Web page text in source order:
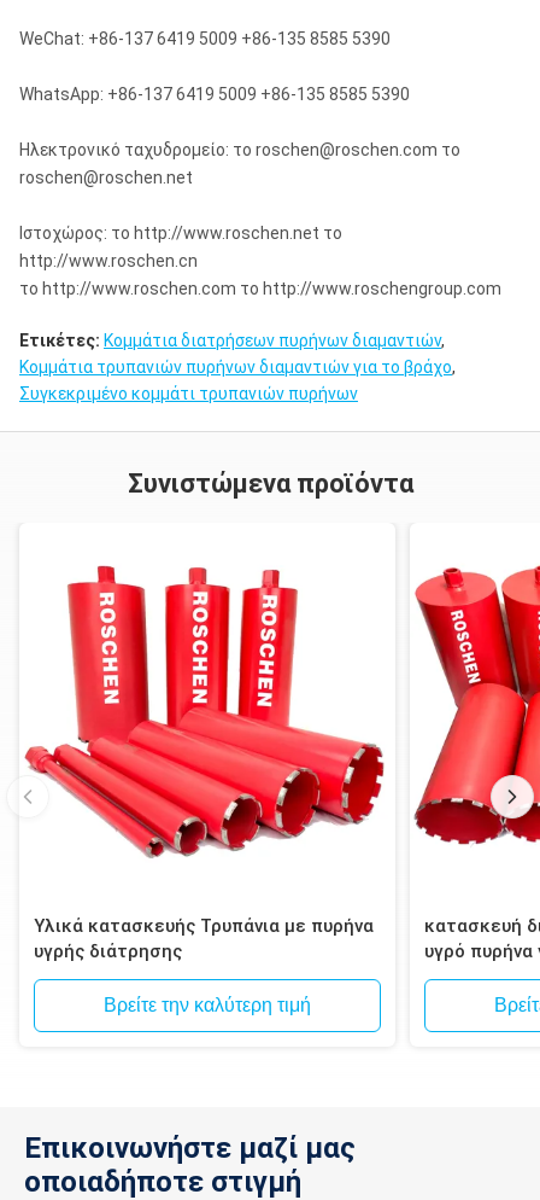
WeChat: +86-137 6419 5009 +86-135 8585 5390
WhatsApp: +86-137 6419 5009 +86-135 8585 5390
Ηλεκτρονικό ταχυδρομείο: το roschen@roschen.com το
roschen@roschen.net
Ιστοχώρος: το http://www.roschen.net το
http://www.roschen.cn
το http://www.roschen.com το http://www.roschengroup.com
Ετικέτες: Κομμάτια διατρήσεων πυρήνων διαμαντιών,
Κομμάτια τρυπανιών πυρήνων διαμαντιών για το βράχο,
Συγκεκριμένο κομμάτι τρυπανιών πυρήνων
Συνιστώμενα προϊόντα
Υλικά κατασκευής Τρυπάνια με πυρήνα
υγρής διάτρησης
Βρείτε την καλύτερη τιμή
κατασκευή
υγρό
τοιχοποιία,
Επικοινωνήστε μαζί μας
οποιαδήποτε στιγμή